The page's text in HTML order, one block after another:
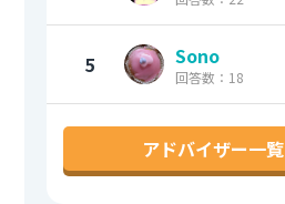
5 Sono
回答数：18
アドバイザー一覧